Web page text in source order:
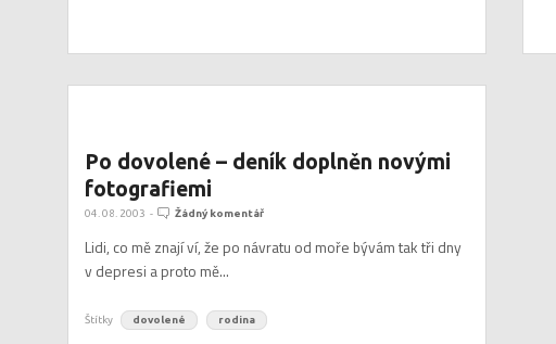
Po dovolené – deník doplněn novými
fotografiemi
04. 08. 2003 - Žádný komentář
Lidi, co mě znají ví, že po návratu od moře bývám tak tři dny
v depresi a proto mě...
Štítky dovolené rodina